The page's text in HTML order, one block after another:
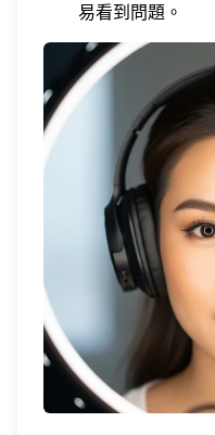
易看到問題。